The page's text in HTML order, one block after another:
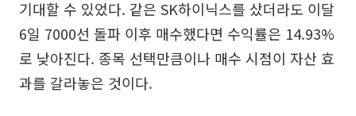
기대할 수 있었다. 같은 SK하이닉스를 샀더라도 이달
6일 7000선 돌파 이후 매수했다면 수익률은 14.93%
로 낮아진다. 종목 선택만큼이나 매수 시점이 자산 효
과를 갈라놓은 것이다.